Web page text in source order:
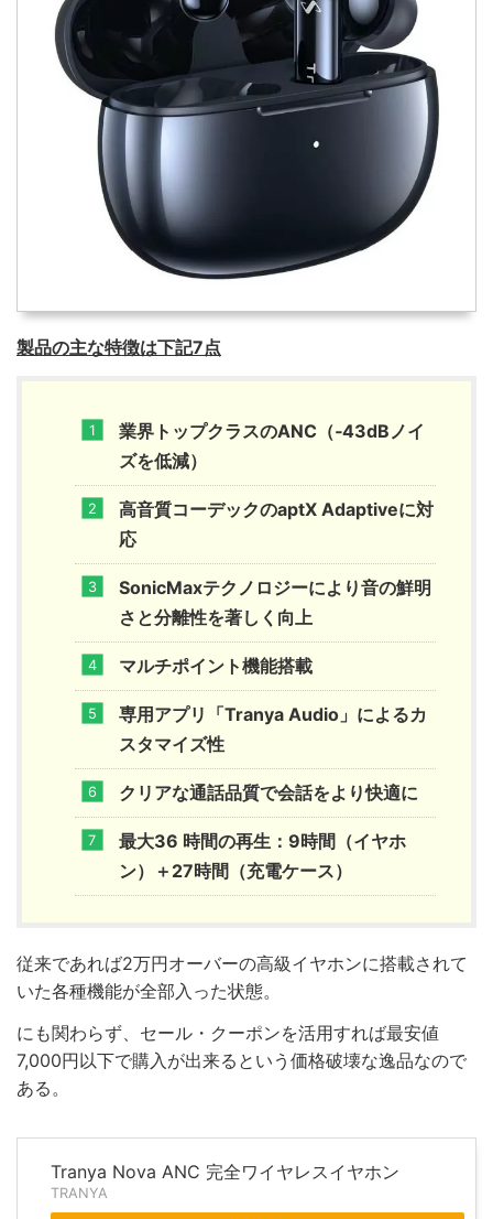
製品の主な特徴は下記7点
業界トップクラスのANC（‐43dBノイ
ズを低減）
高音質コーデックのaptX Adaptiveに対
応
SonicMaxテクノロジーにより音の鮮明
さと分離性を著しく向上
マルチポイント機能搭載
専用アプリ「Tranya Audio」によるカ
スタマイズ性
クリアな通話品質で会話をより快適に
最大36 時間の再生：9時間（イヤホ
ン）＋27時間（充電ケース）
従来であれば2万円オーバーの高級イヤホンに搭載されて
いた各種機能が全部入った状態。
にも関わらず、セール・クーポンを活用すれば最安値
7,000円以下で購入が出来るという価格破壊な逸品なので
ある。
Tranya Nova ANC 完全ワイヤレスイヤホン
TRANYA